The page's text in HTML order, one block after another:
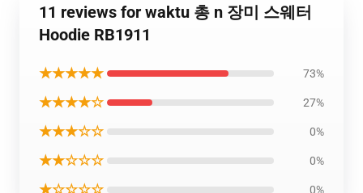
11 reviews for waktu 총 n 장미 스웨터
Hoodie RB1911
★★★★★ 73%
★★★★☆ 27%
★★★☆☆ 0%
★★☆☆☆ 0%
★☆☆☆☆ 0%